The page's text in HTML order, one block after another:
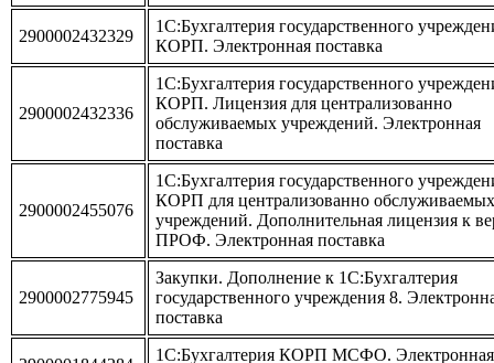
2900002432329
1С:Бухгалтерия государственного
КОРП. Электронная поставка
2900002432336
1С:Бухгалтерия государственного
КОРП. Лицензия для централизованно
обслуживаемых учреждений. Электронная
поставка
2900002455076
1C:Бухгалтерия государственного
КОРП для централизованно обслуживаемых
учреждений. Дополнительная лицензия к
ПРОФ. Электронная поставка
2900002775945
Закупки. Дополнение к 1С:Бухгалтерия
государственного учреждения 8.
поставка
1С:Бухгалтерия КОРП МСФО. Электронная